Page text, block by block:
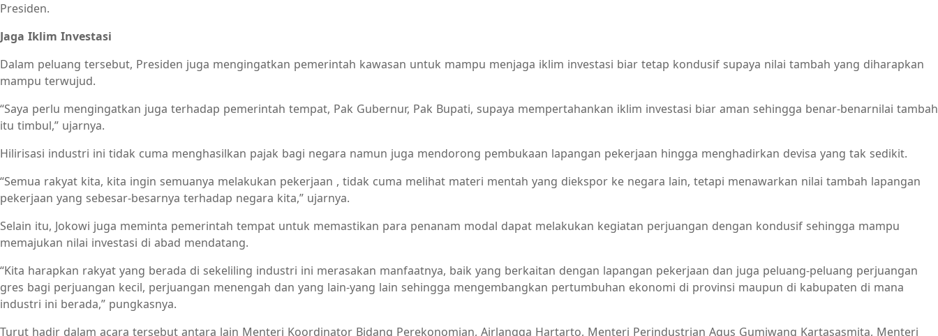
Presiden.
Jaga Iklim Investasi
Dalam peluang tersebut, Presiden juga mengingatkan pemerintah kawasan untuk mampu menjaga iklim investasi biar tetap kondusif supaya nilai tambah yang diharapkan
mampu terwujud.
“Saya perlu mengingatkan juga terhadap pemerintah tempat, Pak Gubernur, Pak Bupati, supaya mempertahankan iklim investasi biar aman sehingga benar-benarnilai tambah
itu timbul,” ujarnya.
Hilirisasi industri ini tidak cuma menghasilkan pajak bagi negara namun juga mendorong pembukaan lapangan pekerjaan hingga menghadirkan devisa yang tak sedikit.
“Semua rakyat kita, kita ingin semuanya melakukan pekerjaan , tidak cuma melihat materi mentah yang diekspor ke negara lain, tetapi menawarkan nilai tambah lapangan
pekerjaan yang sebesar-besarnya terhadap negara kita,” ujarnya.
Selain itu, Jokowi juga meminta pemerintah tempat untuk memastikan para penanam modal dapat melakukan kegiatan perjuangan dengan kondusif sehingga mampu
memajukan nilai investasi di abad mendatang.
“Kita harapkan rakyat yang berada di sekeliling industri ini merasakan manfaatnya, baik yang berkaitan dengan lapangan pekerjaan dan juga peluang-peluang perjuangan
gres bagi perjuangan kecil, perjuangan menengah dan yang lain-yang lain sehingga mengembangkan pertumbuhan ekonomi di provinsi maupun di kabupaten di mana
industri ini berada,” pungkasnya.
Turut hadir dalam acara tersebut antara lain Menteri Koordinator Bidang Perekonomian, Airlangga Hartarto, Menteri Perindustrian Agus Gumiwang Kartasasmita, Menteri